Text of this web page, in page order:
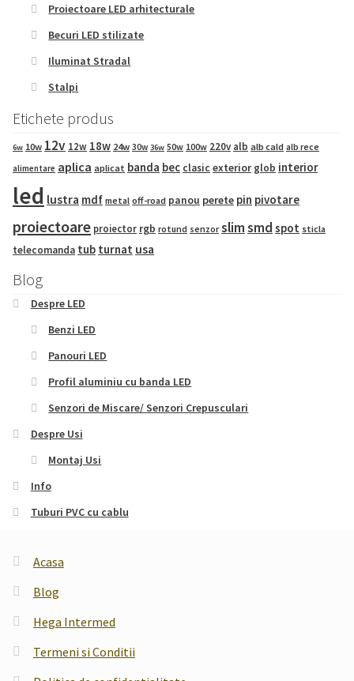
Proiectoare LED arhitecturale
Becuri LED stilizate
Iluminat Stradal
Stalpi
Etichete produs
6w 10w 12v 12w 18w 24w 30w 36w 50w 100w 220v alb alb cald alb rece
alimentare aplica aplicat banda bec clasic exterior glob interior
led lustra mdf metal off-road panou perete pin pivotare
proiectoare proiector rgb rotund senzor slimsmd spot sticla
telecomanda tub turnat usa
Blog
Despre LED
Benzi LED
Panouri LED
Profil aluminiu cu banda LED
Senzori de Miscare/ Senzori Crepusculari
Despre Usi
Montaj Usi
Info
Tuburi PVC cu cablu
Acasa
Blog
Hega Intermed
Termeni si Conditii